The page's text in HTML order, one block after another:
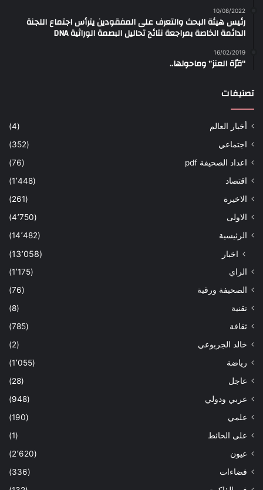
10/08/2022
رئيس هيئة البحث والتعرف على المفقودين يترأس اجتماع اللجنة
الدائمة الخاصة بمراجعة نتائج تحاليل البصمة الوراثية DNA
16/02/2019
“قرّة العنز” وماحولها..
تصنيفات
أخبار العالم
(4)
اجتماعي
(352)
اعداد الصحيفة pdf
(76)
اقتصاد
(1٬448)
الاخيرة
(261)
الاولى
(4٬750)
الرئيسية
(14٬482)
اخبار (13٬058)
الراي
(1٬175)
الصحيفة ورقية
(76)
تقنية
(8)
ثقافة
(785)
خالد الجربوعي
(2)
رياضة
(1٬055)
عاجل
(28)
عربي ودولي
(948)
علمي
(190)
على الحائط
(1)
عيون
(2٬620)
فضاءات
(336)